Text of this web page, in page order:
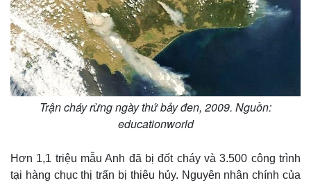
Trận cháy rừng ngày thứ bảy đen, 2009. Nguồn:
educationworld
Hơn 1,1 triệu mẫu Anh đã bị đốt cháy và 3.500 công trình
tại hàng chục thị trấn bị thiêu hủy. Nguyên nhân chính của